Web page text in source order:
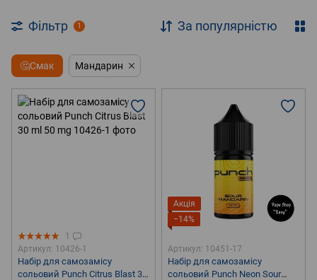
Фільтр 1 За популярністю
🤔Смак Мандарин
1
Артикул: 10426-1
Набір для самозамісу
сольовий Punch Citrus Blast 30
Акція
−14%
Артикул: 10451-17
Набір для самозамісу
сольовий Punch Neon Sour